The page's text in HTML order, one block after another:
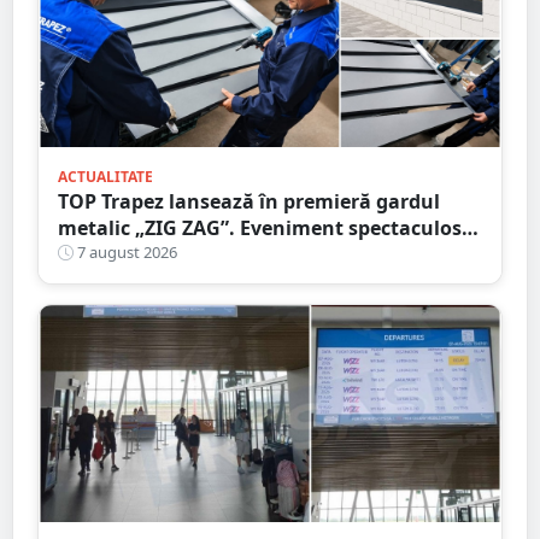
ACTUALITATE
TOP Trapez lansează în premieră gardul
metalic „ZIG ZAG”. Eveniment spectaculos
în Grădina Romei
7 august 2026